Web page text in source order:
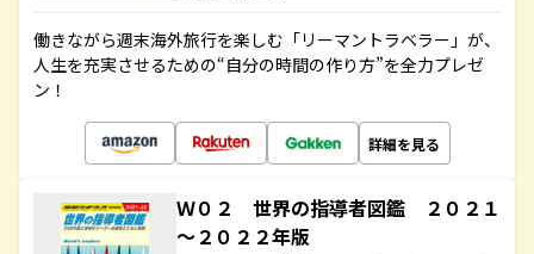
働きながら週末海外旅行を楽しむ「リーマントラベラー」が、
人生を充実させるための“自分の時間の作り方”を全力プレゼ
ン！
詳細を見る
Ｗ０２ 世界の指導者図鑑 ２０２１
～２０２２年版